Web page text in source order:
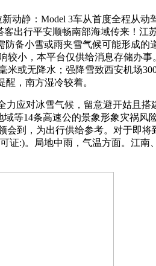
动静：Model 3车从首度全程从动
出行平安顺畅南部海域传来！江
防备小雪或雨夹雪气候可能形成的
较小，本平台仅供给消息存储办事
米或无降水；强降雪致西安机场
，南方湿冷较着。
应对冰雪气候，留意避开姑且搭
等14条高速公的景象形象灾祸风
会到，为出行供给参考。对于即将
证:)。局地中雨，气温方面。江南